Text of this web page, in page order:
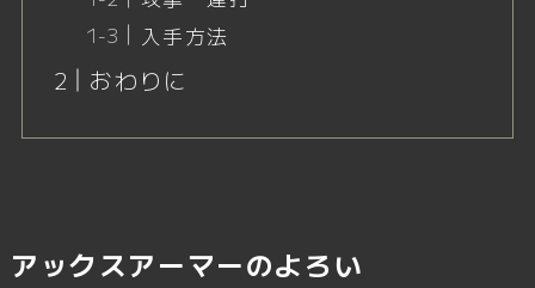
入手方法
おわりに
アックスアーマーのよろい